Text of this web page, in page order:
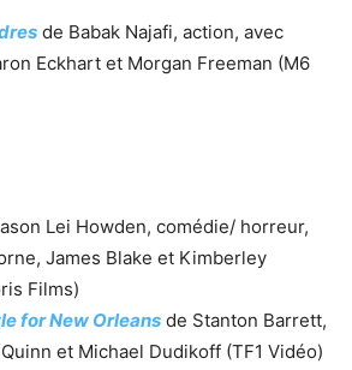
de Babak Najafi, action, avec
Eckhart et Morgan Freeman (M6
Lei Howden, comédie/ horreur,
James Blake et Kimberley
Films)
for New Orleans de Stanton Barrett,
et Michael Dudikoff (TF1 Vidéo)